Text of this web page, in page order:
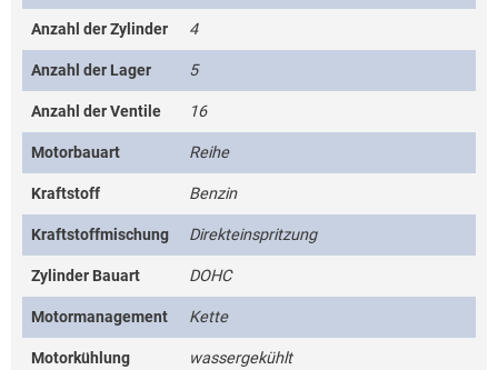
Anzahl der Zylinder 4
Anzahl der Lager 5
Anzahl der Ventile 16
Motorbauart Reihe
Kraftstoff Benzin
Kraftstoffmischung Direkteinspritzung
Zylinder Bauart DOHC
Motormanagement Kette
Motorkühlung wassergekühlt